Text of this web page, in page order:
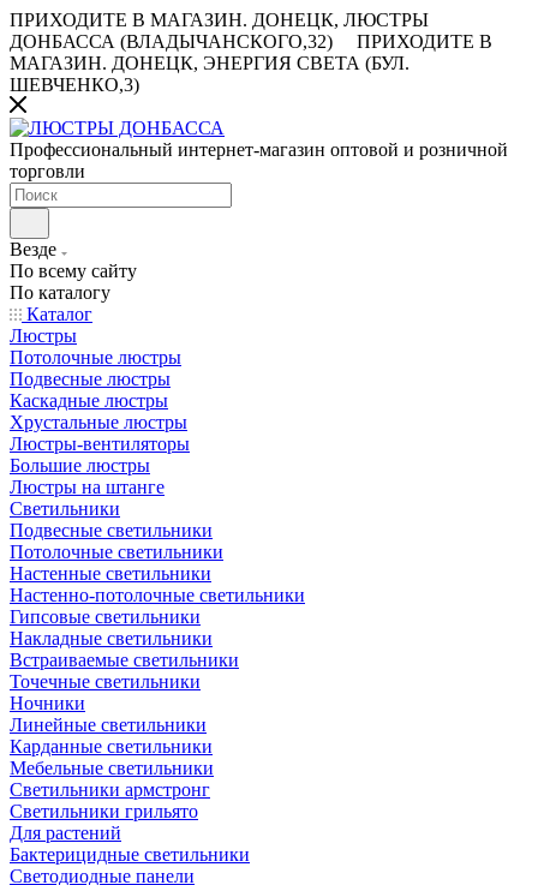
ПРИХОДИТЕ В МАГАЗИН. ДОНЕЦК, ЛЮСТРЫ
ДОНБАССА (ВЛАДЫЧАНСКОГО,32)
ПРИХОДИТЕ В
МАГАЗИН. ДОНЕЦК, ЭНЕРГИЯ СВЕТА (БУЛ.
ШЕВЧЕНКО,3)
Профессиональный интернет-магазин оптовой и розничной
торговли
Везде
По всему сайту
По каталогу
Каталог
Люстры
Потолочные люстры
Подвесные люстры
Каскадные люстры
Хрустальные люстры
Люстры-вентиляторы
Большие люстры
Люстры на штанге
Светильники
Подвесные светильники
Потолочные светильники
Настенные светильники
Настенно-потолочные светильники
Гипсовые светильники
Накладные светильники
Встраиваемые светильники
Точечные светильники
Ночники
Линейные светильники
Карданные светильники
Мебельные светильники
Светильники армстронг
Светильники грильято
Для растений
Бактерицидные светильники
Светодиодные панели